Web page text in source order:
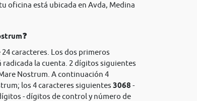
tu oficina está ubicada en Avda, Medina
24 caracteres. Los dos primeros
radicada la cuenta. 2 dígitos siguientes
Nostrum. A continuación 4
los 4 caracteres siguientes 3068 -
- dígitos de control y número de